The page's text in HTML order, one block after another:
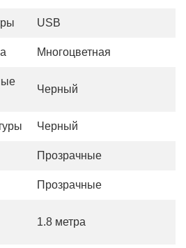
USB
Многоцветная
Черный
Черный
Прозрачные
Прозрачные
1.8 метра